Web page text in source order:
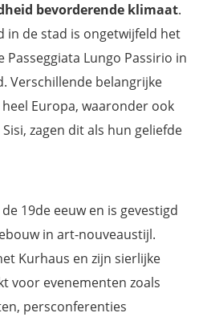
bevorderende klimaat.
in de stad is ongetwijfeld het
Passeggiata Lungo Passirio in
Verschillende belangrijke
Europa, waaronder ook
zagen dit als hun geliefde
19de eeuw en is gevestigd
in art-nouveaustijl.
Kurhaus en zijn sierlijke
voor evenementen zoals
persconferenties